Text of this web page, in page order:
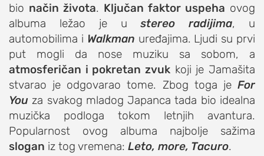
bio način života. Ključan faktor uspeha ovog
albuma ležao je ustereo radijima, u
automobilima i Walkman uređajima. Ljudi su prvi
put mogli da nose muziku sa sobom, a
atmosferičan i pokretan zvuk koji je Jamašita
stvarao je odgovarao tome. Zbog toga je For
You za svakog mladog Japanca tada bio idealna
muzička podloga tokom letnjih avantura.
Popularnost ovog albuma najbolje sažima
slogan iz tog vremena: Leto, more, Tacuro.